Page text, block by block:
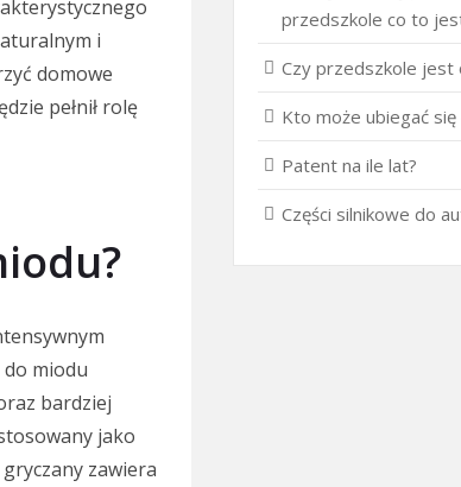
i
domowe
pełnił rolę
miodu
bardziej
jako
zawiera
przedszkole co to
Czy przedszkole jest
Kto może ubiegać
Patent na ile lat?
Części silnikowe do